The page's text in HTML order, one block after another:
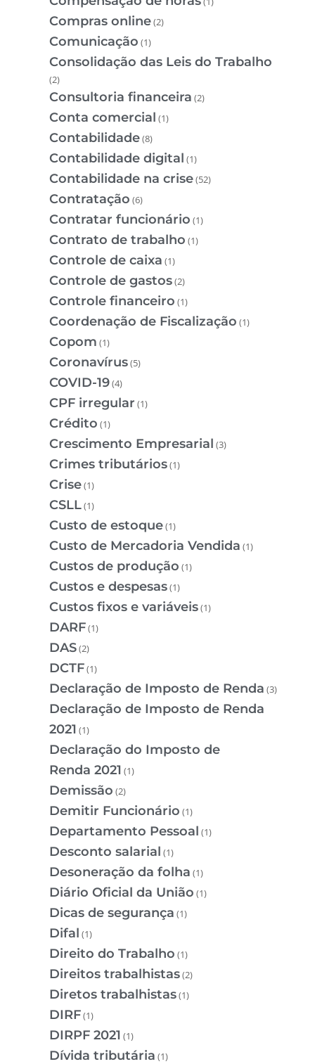
Compras online(2)
Comunicação (1)
Consolidação das Leis do Trabalho
(2)
Consultoria financeira (2)
Conta comercial (1)
Contabilidade(8)
Contabilidade digital (1)
Contabilidade na crise(52)
Contratação (6)
Contratar funcionário (1)
Contrato de trabalho (1)
Controle de caixa (1)
Controle de gastos(2)
Controle financeiro (1)
Coordenação de Fiscalização (1)
Copom (1)
Coronavírus(5)
COVID-19(4)
CPF irregular (1)
Crédito (1)
Crescimento Empresarial (3)
Crimes tributários(1)
Crise(1)
CSLL(1)
Custo de estoque(1)
Custo de Mercadoria Vendida (1)
Custos de produção (1)
Custos e despesas(1)
Custos fixos e variáveis(1)
DARF(1)
DAS(2)
DCTF(1)
Declaração de Imposto de Renda (3)
Declaração de Imposto de Renda
2021 (1)
Declaração do Imposto de
Renda 2021 (1)
Demissão (2)
Demitir Funcionário (1)
Departamento Pessoal (1)
Desconto salarial (1)
Desoneração da folha (1)
Diário Oficial da União (1)
Dicas de segurança (1)
Difal (1)
Direito do Trabalho (1)
Direitos trabalhistas(2)
Diretos trabalhistas(1)
DIRF(1)
DIRPF 2021 (1)
Dívida tributária (1)